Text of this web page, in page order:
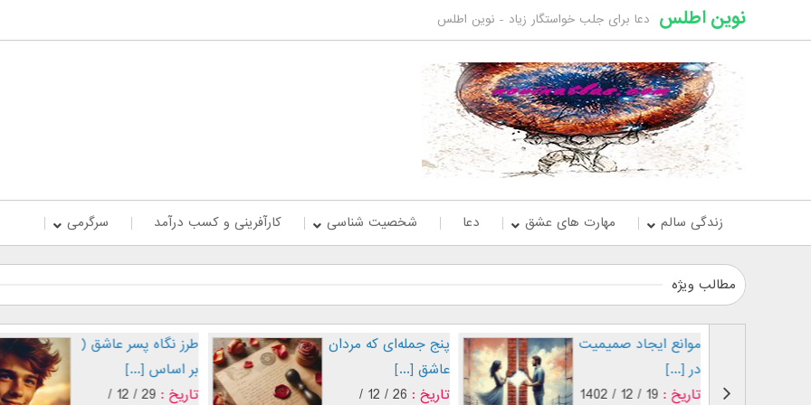
نوین اطلس دعا برای جلب خواستگار زیاد - نوین اطلس
زندگی سالم مهارت های عشق دعا شخصیت شناسی کارآفرینی و کسب درآمد سرگرمی
مطالب ویژه
طرز نگاه پسر عاشق (
بر اساس [...]
تاریخ :
29 / 12 /
پنج جمله‌ای که مردان
عاشق [...]
تاریخ :
26 / 12 /
موانع ایجاد صمیمیت
در [...]
تاریخ : 19 / 12 / 1402